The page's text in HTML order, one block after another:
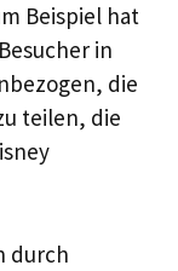
Beispiel hat
Besucher in
die
teilen, die
durch